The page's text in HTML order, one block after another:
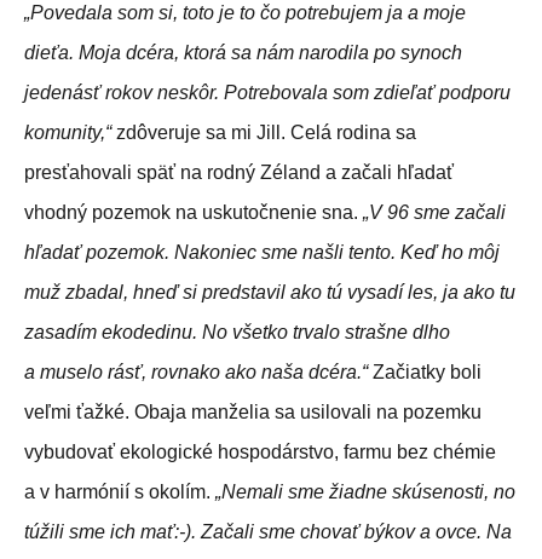
„Povedala som si, toto je to čo potrebujem ja a moje
dieťa. Moja dcéra, ktorá sa nám narodila po synoch
jedenásť rokov neskôr. Potrebovala som zdieľať podporu
komunity,“zdôveruje sa mi Jill. Celá rodina sa
presťahovali späť na rodný Zéland a začali hľadať
vhodný pozemok na uskutočnenie sna. „V 96 sme začali
hľadať pozemok. Nakoniec sme našli tento. Keď ho môj
muž zbadal, hneď si predstavil ako tú vysadí les, ja ako tu
zasadím ekodedinu. No všetko trvalo strašne dlho
a muselo rásť, rovnako ako naša dcéra.“Začiatky boli
veľmi ťažké. Obaja manželia sa usilovali na pozemku
vybudovať ekologické hospodárstvo, farmu bez chémie
a v harmónií s okolím. „Nemali sme žiadne skúsenosti, no
túžili sme ich mať:-). Začali sme chovať býkov a ovce. Na